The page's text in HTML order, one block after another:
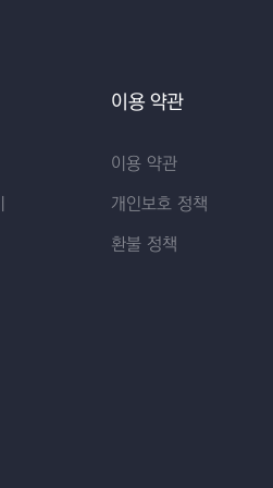
이용 약관
이용 약관
개인보호 정책
환불 정책